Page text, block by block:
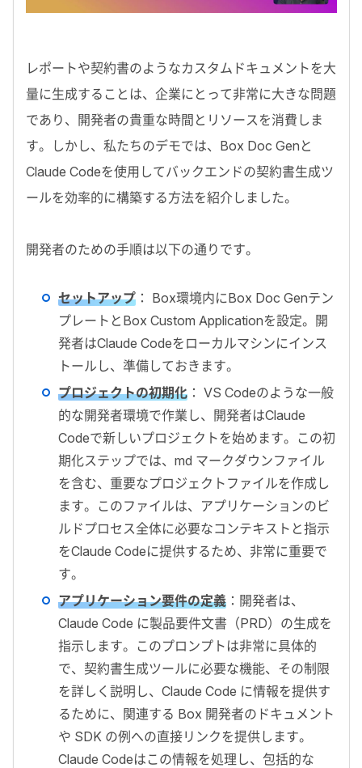
レポートや契約書のようなカスタムドキュメントを大
量に生成することは、企業にとって非常に大きな問題
であり、開発者の貴重な時間とリソースを消費しま
す。しかし、私たちのデモでは、Box Doc Genと
Claude Codeを使用してバックエンドの契約書生成ツ
ールを効率的に構築する方法を紹介しました。
開発者のための手順は以下の通りです。
セットアップ ： Box環境内にBox Doc Genテン
プレートとBox Custom Applicationを設定。開
発者はClaude Codeをローカルマシンにインス
トールし、準備しておきます。
プロジェクトの初期化 ： VS Codeのような一般
的な開発者環境で作業し、開発者はClaude
Codeで新しいプロジェクトを始めます。この初
期化ステップでは、md マークダウンファイル
を含む、重要なプロジェクトファイルを作成し
ます。このファイルは、アプリケーションのビ
ルドプロセス全体に必要なコンテキストと指示
をClaude Codeに提供するため、非常に重要で
す。
アプリケーション要件の定義 ：開発者は、
Claude Code に製品要件文書（PRD）の生成を
指示します。このプロンプトは非常に具体的
で、契約書生成ツールに必要な機能、その制限
を詳しく説明し、Claude Code に情報を提供す
るために、関連する Box 開発者のドキュメント
や SDK の例への直接リンクを提供します。
Claude Codeはこの情報を処理し、包括的な